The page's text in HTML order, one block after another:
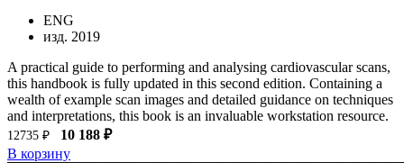
ENG
изд. 2019
A practical guide to performing and analysing cardiovascular scans,
this handbook is fully updated in this second edition. Containing a
wealth of example scan images and detailed guidance on techniques
and interpretations, this book is an invaluable workstation resource.
12735 ₽
10 188 ₽
В корзину